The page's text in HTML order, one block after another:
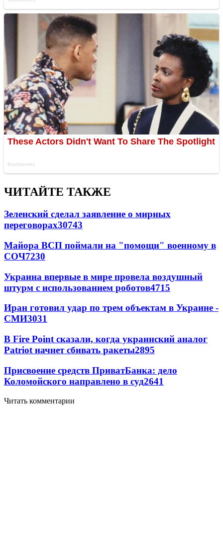
ЧИТАЙТЕ ТАКЖЕ
Зеленский сделал заявление о мирных
переговорах30743
Майора ВСП поймали на "помощи" военному в
СОЧ7230
Украина впервые в мире провела воздушный
штурм с использованием роботов4715
Иран готовил удар по трем объектам в Украине -
СМИ3031
В Fire Point сказали, когда украинский аналог
Patriot начнет сбивать ракеты2895
Присвоение средств ПриватБанка: дело
Коломойского направлено в суд2641
Читать комментарии